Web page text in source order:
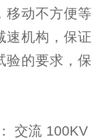
移动不方便
速机构，保
验的要求，
交流